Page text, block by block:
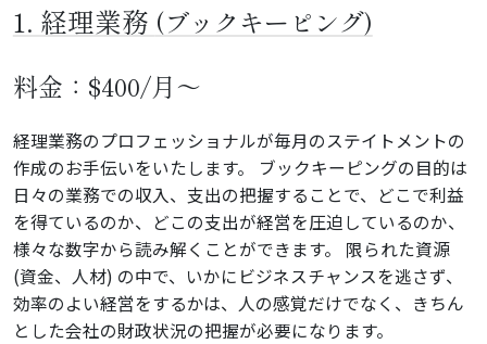
1. 経理業務 (ブックキーピング)
料金：$400/月～
経理業務のプロフェッショナルが毎月のステイトメントの
作成のお手伝いをいたします。 ブックキーピングの目的は
日々の業務での収入、支出の把握することで、どこで利益
を得ているのか、どこの支出が経営を圧迫しているのか、
様々な数字から読み解くことができます。 限られた資源
(資金、人材) の中で、いかにビジネスチャンスを逃さず、
効率のよい経営をするかは、人の感覚だけでなく、きちん
とした会社の財政状況の把握が必要になります。